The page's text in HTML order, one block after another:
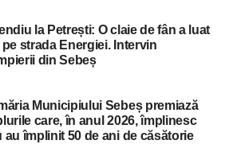
la Petrești: O claie de fân a luat
strada Energiei. Intervin
din Sebeș
Municipiului Sebeș premiază
care, în anul 2026, împlinesc
au împlinit 50 de ani de căsătorie